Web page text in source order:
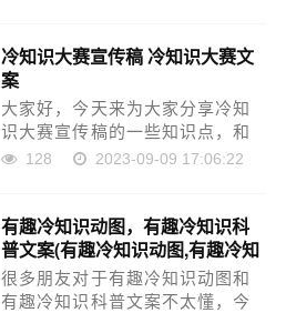
志男人励志的话致自己正能量男
性成长励志话题三十多岁……
冷知识大赛宣传稿 冷知识大赛文
案
大家好，今天来为大家分享冷知
识大赛宣传稿的一些知识点，和
冷知识大赛文案的问题解析，大
文章，相信很大概率可以解决您
的问题，接下来我们就……
128 2023-09-09 17:06:22
有趣冷知识动图，有趣冷知识科
普文案(有趣冷知识动图,有趣冷知
识科普文案怎么做)
很多朋友对于有趣冷知识动图和
有趣冷知识科普文案不太懂，今